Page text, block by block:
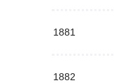
1881
1882